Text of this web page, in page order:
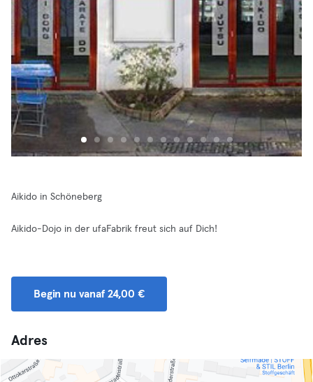
Aikido in Schöneberg
Aikido-Dojo in der ufaFabrik freut sich auf Dich!
Begin nu vanaf 24,00 €
Adres